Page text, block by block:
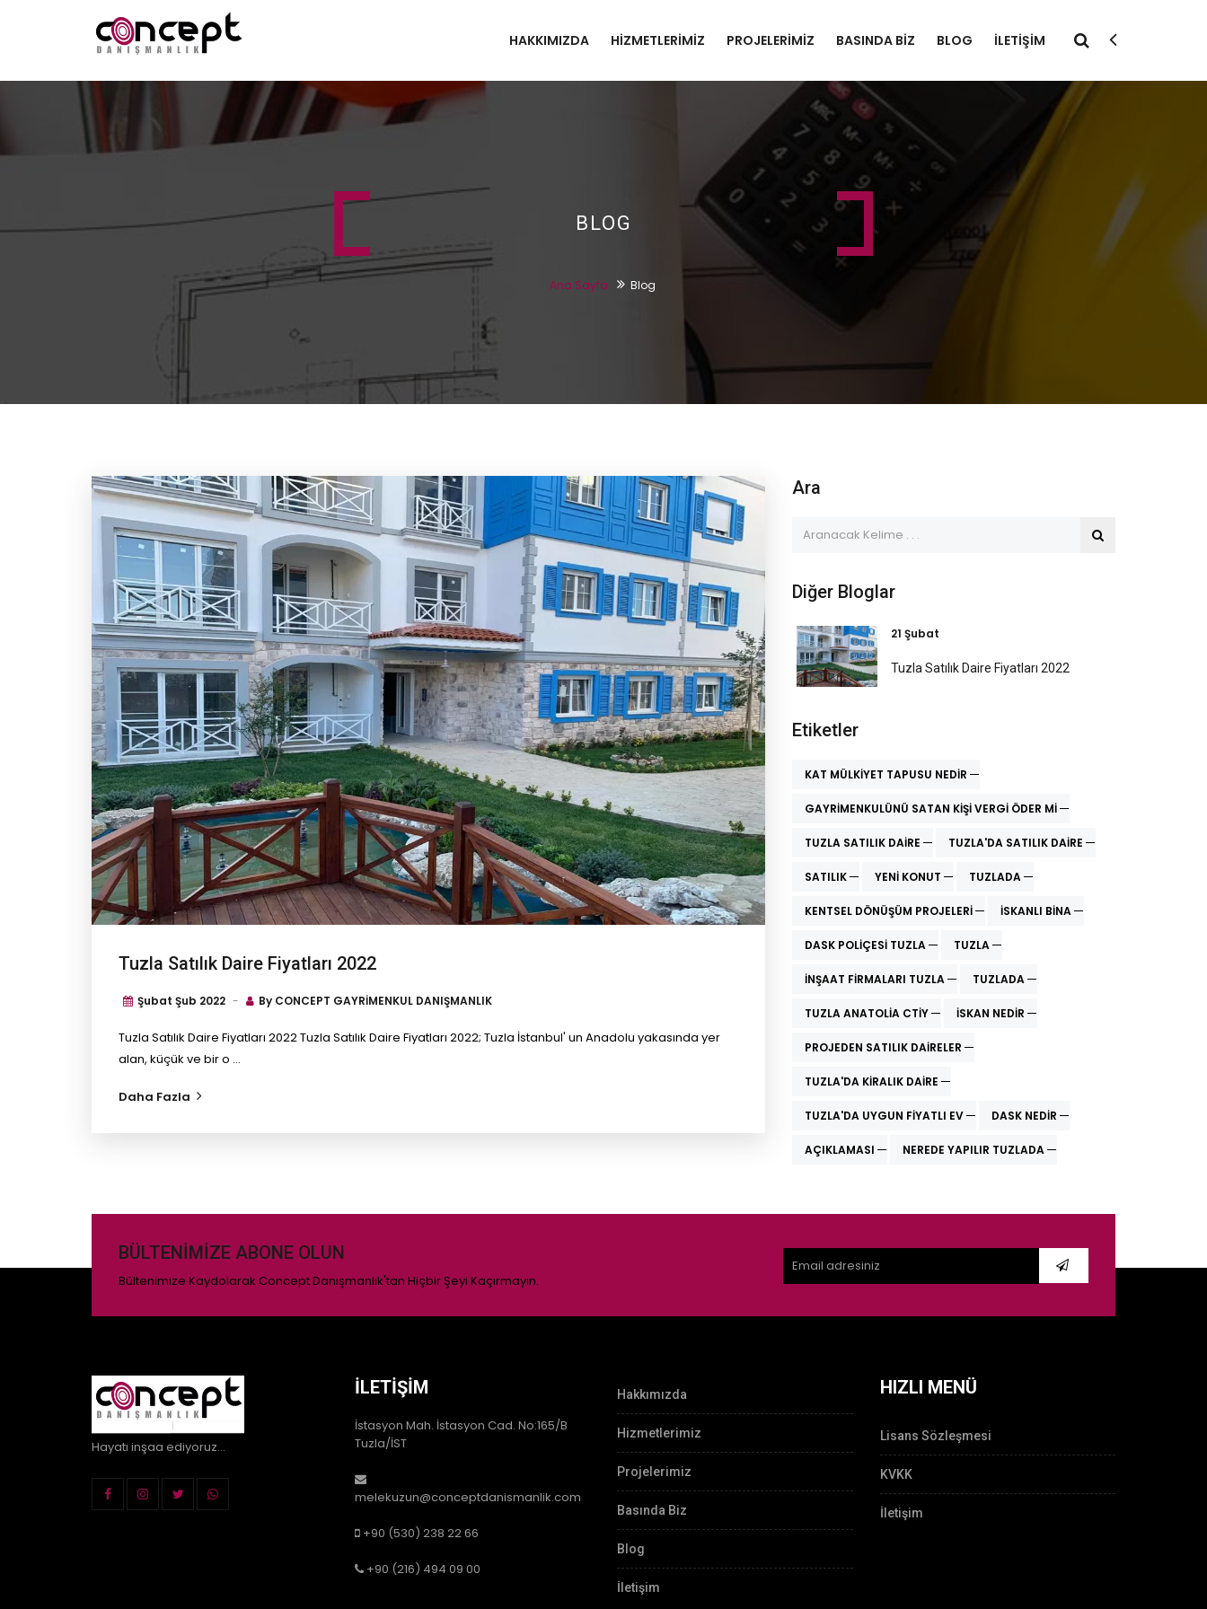
HAKKIMIZDA HIZMETLERIMIZ PROJELERIMIZ BASINDA BIZ BLOG İLETIŞIM
BLOG
Ana Sayfa Blog
Tuzla Satılık Daire Fiyatları 2022
Şubat Şub 2022 By CONCEPT GAYRİMENKUL DANIŞMANLIK
Tuzla Satılık Daire Fiyatları 2022 Tuzla Satılık Daire Fiyatları 2022; Tuzla İstanbul' un Anadolu yakasında yer
alan, küçük ve bir o ...
Daha Fazla
Ara
Diğer Bloglar
21 Şubat
Tuzla Satılık Daire Fiyatları 2022
Etiketler
KAT MÜLKIYET TAPUSU NEDIR
GAYRIMENKULÜNÜ SATAN KIŞI VERGI ÖDER MI
TUZLA SATILIK DAIRE TUZLA'DA SATILIK DAIRE
SATILIK YENI KONUT TUZLADA
KENTSEL DÖNÜŞÜM PROJELERI ISKANLI BINA
DASK POLIÇESI TUZLA TUZLA
INŞAAT FIRMALARI TUZLA TUZLADA
TUZLA ANATOLIA CTIY ISKAN NEDIR
PROJEDEN SATILIK DAIRELER
TUZLA'DA KIRALIK DAIRE
TUZLA'DA UYGUN FIYATLI EV DASK NEDIR
AÇIKLAMASI NEREDE YAPILIR TUZLADA
BÜLTENIMIZE ABONE OLUN
Bültenimize Kaydolarak Concept Danışmanlık'tan Hiçbir Şeyi Kaçırmayın.
Hayatı inşaa ediyoruz...
İLETIŞIM
İstasyon Mah. İstasyon Cad. No:165/B
Tuzla/İST
melekuzun@conceptdanismanlik.com
+90 (530) 238 22 66
+90 (216) 494 09 00
Hakkımızda
Hizmetlerimiz
Projelerimiz
Basında Biz
Blog
İletişim
HIZLI MENÜ
Lisans Sözleşmesi
KVKK
İletişim